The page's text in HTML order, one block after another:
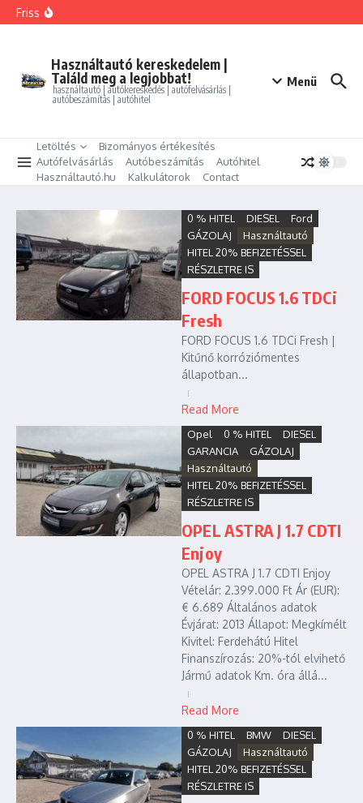
Ugrás a tartalomhoz
Friss
BMW 325i xDrive Coupe
PEUGEOT PARTNER Tepee 1.6 HDi Active
Használtautó kereskedelem |
Találd meg a legjobbat!
használtautó | autókereskedés | autófelvásárlás |
autóbeszámítás | autóhitel
Menü
Letöltés
Bizományos értékesítés
Autófelvásárlás
Autóbeszámítás
Autóhitel
Használtautó.hu
Kalkulátorok Contact
0 % HITEL DIESEL
Ford
GÁZOLAJ
Használtautó
HITEL 20% BEFIZETÉSSEL
RÉSZLETRE IS
FORD FOCUS 1.6 TDCi
Fresh
FORD FOCUS 1.6 TDCi Fresh |
Kitűnő korróziómentes
állapotban...
Read More
Opel 0 % HITEL
DIESEL
GARANCIA
GÁZOLAJ
Használtautó
HITEL 20% BEFIZETÉSSEL
RÉSZLETRE IS
OPEL ASTRA J 1.7 CDTI
Enjoy
OPEL ASTRA J 1.7 CDTI Enjoy
Vételár: 2.399.000 Ft Ár (EUR):
€ 6.689 Általános adatok
Évjárat: 2013 Állapot: Megkímélt
Kivitel: Ferdehátú Hitel
Finanszírozás: 20%-tól elvihető
Jármű adatok Km. óra állá...
Read More
0 % HITEL BMW
DIESEL
GÁZOLAJ
Használtautó
HITEL 20% BEFIZETÉSSEL
RÉSZLETRE IS